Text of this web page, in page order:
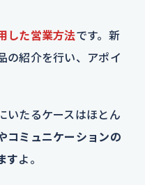
した営業方法です。新
の紹介を行い、アポイ
いたるケースはほとん
コミュニケーションの
すよ。